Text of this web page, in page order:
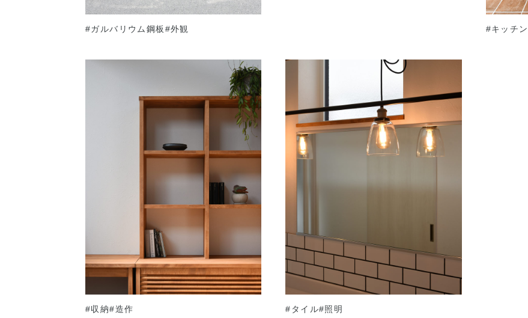
#ガルバリウム鋼板 #外観 #キッチン
#収納#造作 #タイル#照明